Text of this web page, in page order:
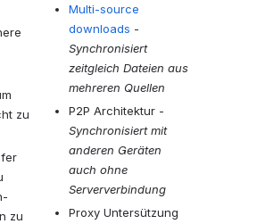
zu
zu
Multi-source
downloads -
Synchronisiert
zeitgleich Dateien aus
mehreren Quellen
P2P Architektur -
Synchronisiert mit
anderen Geräten
auch ohne
Serververbindung
Proxy Untersützung